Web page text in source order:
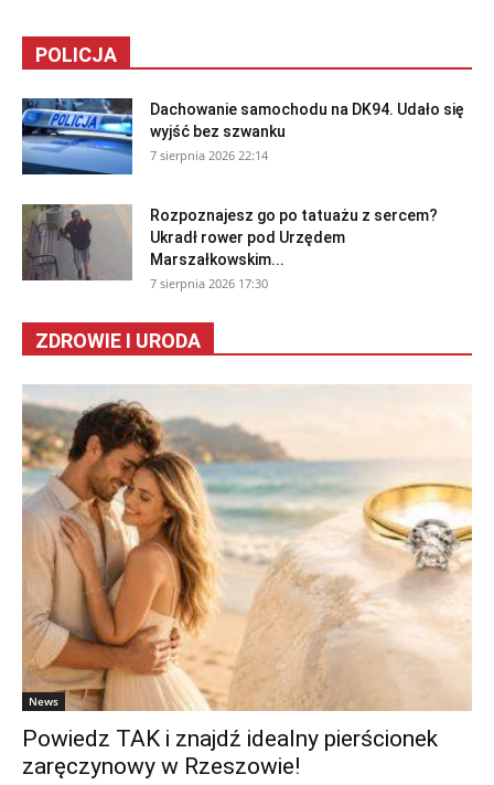
POLICJA
Dachowanie samochodu na DK94. Udało się
wyjść bez szwanku
7 sierpnia 2026 22:14
Rozpoznajesz go po tatuażu z sercem?
Ukradł rower pod Urzędem
Marszałkowskim...
7 sierpnia 2026 17:30
ZDROWIE I URODA
News
Powiedz TAK i znajdź idealny pierścionek
zaręczynowy w Rzeszowie!